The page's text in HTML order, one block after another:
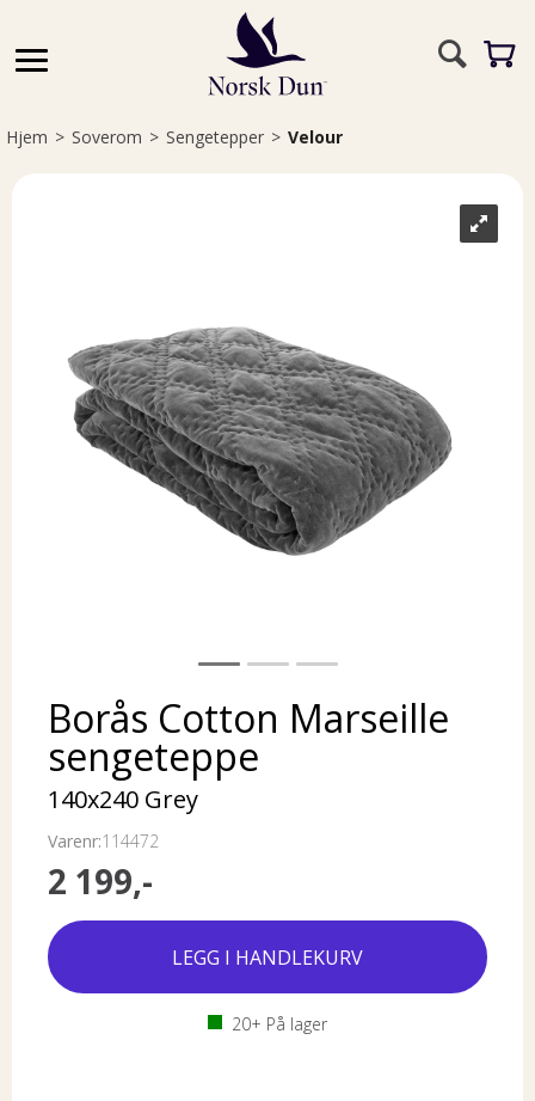
Hjem>Soverom>Sengetepper>Velour
Borås Cotton Marseille
sengeteppe
140x240 Grey
Varenr:114472
2 199,-
20+ På lager